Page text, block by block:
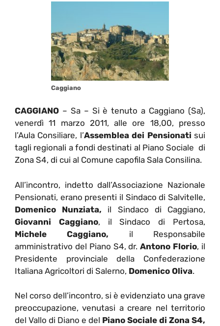
Caggiano
CAGGIANO – Sa – Si è tenuto a Caggiano (Sa),
venerdì 11 marzo 2011, alle ore 18,00, presso
l’Aula Consiliare, l’Assemblea dei Pensionati sui
tagli regionali a fondi destinati al Piano Sociale di
Zona S4, di cui al Comune capofila Sala Consilina.
All’incontro, indetto dall’Associazione Nazionale
Pensionati, erano presenti il Sindaco di Salvitelle,
Domenico Nunziata, il Sindaco di Caggiano,
Giovanni Caggiano, il Sindaco di Pertosa,
Michele Caggiano, il Responsabile
amministrativo del Piano S4, dr.Antono Florio, il
Presidente provinciale della Confederazione
Italiana Agricoltori di Salerno, Domenico Oliva.
Nel corso dell’incontro, si è evidenziato una grave
preoccupazione, venutasi a creare nel territorio
del Vallo di Diano e del Piano Sociale di Zona S4,